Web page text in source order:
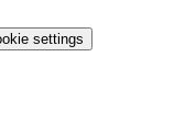
settings